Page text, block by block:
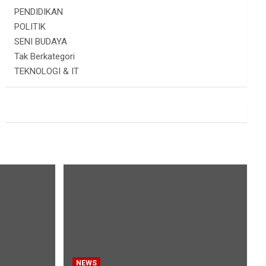
PENDIDIKAN
POLITIK
SENI BUDAYA
Tak Berkategori
TEKNOLOGI & IT
NEWS